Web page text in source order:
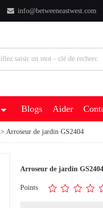
info@betweeneastwest.com
Blogs Aider
> Arroseur de jardin GS2404
Arroseur de jardin GS2404
Points